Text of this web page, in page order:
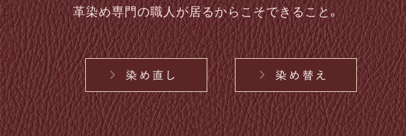
革染め専門の職人が居るからこそできること｡